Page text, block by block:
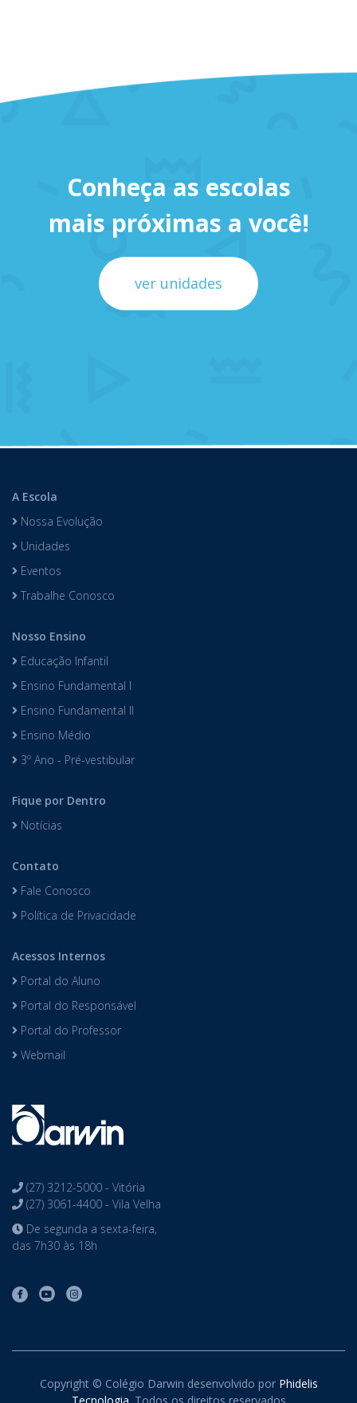
Conheça as escolas
mais próximas a você!
ver unidades
A Escola
Nossa Evolução
Unidades
Eventos
Trabalhe Conosco
Nosso Ensino
Educação Infantil
Ensino Fundamental I
Ensino Fundamental II
Ensino Médio
3º Ano - Pré-vestibular
Fique por Dentro
Notícias
Contato
Fale Conosco
Política de Privacidade
Acessos Internos
Portal do Aluno
Portal do Responsável
Portal do Professor
Webmail
(27) 3212-5000 - Vitória
(27) 3061-4400 - Vila Velha
De segunda a sexta-feira,
das 7h30 às 18h
Copyright © Colégio Darwin desenvolvido por Phidelis